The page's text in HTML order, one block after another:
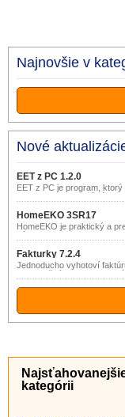
Najnovšie v
Nové
EET z PC 1.2.0
EET z PC je program, ktorý
odoslanie EET z bežného
notebooku.
HomeEKO 3SR17
HomeEKO je praktický a
nástroj pre evidenciu
domácnosti.
Fakturky 7.2.4
Jednoducho vyhotoví
pokladničný doklad bez
nárokov na znalosť
kategórii